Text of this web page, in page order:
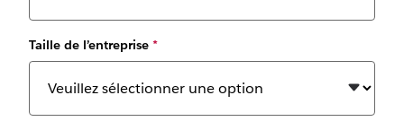
Taille de l’entreprise *